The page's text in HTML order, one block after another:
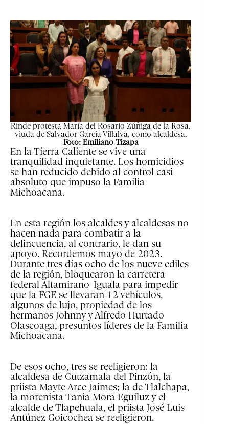
Rinde protesta María del Rosario Zúñiga de la Rosa,
viuda de Salvador García Villalva, como alcaldesa.
Foto: Emiliano Tizapa
En la Tierra Caliente se vive una
tranquilidad inquietante. Los homicidios
se han reducido debido al control casi
absoluto que impuso la Familia
Michoacana.
En esta región los alcaldes y alcaldesas no
hacen nada para combatir a la
delincuencia, al contrario, le dan su
apoyo. Recordemos mayo de 2023.
Durante tres días ocho de los nueve ediles
de la región, bloquearon la carretera
federal Altamirano-Iguala para impedir
que la FGE se llevaran 12 vehículos,
algunos de lujo, propiedad de los
hermanos Johnny y Alfredo Hurtado
Olascoaga, presuntos líderes de la Familia
Michoacana.
De esos ocho, tres se reeligieron: la
alcaldesa de Cutzamala del Pinzón, la
priista Mayte Arce Jaimes; la de Tlalchapa,
la morenista Tania Mora Eguiluz y el
alcalde de Tlapehuala, el priista José Luis
Antúnez Goicochea se reeligieron.